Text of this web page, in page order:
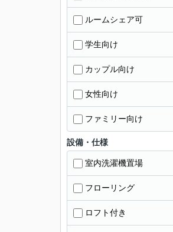
ルームシェア可
学生向け
カップル向け
女性向け
ファミリー向け
設備・仕様
室内洗濯機置場
フローリング
ロフト付き